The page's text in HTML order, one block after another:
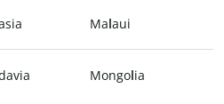
Malaui
Mongolia